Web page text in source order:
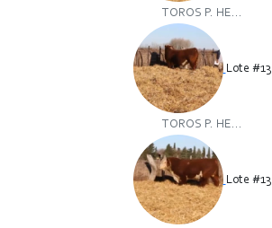
TOROS P. HE...
Lote #13
TOROS P. HE...
Lote #13